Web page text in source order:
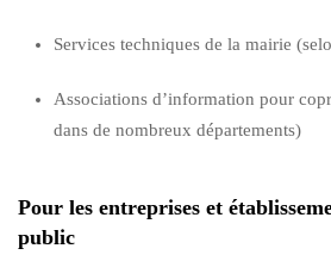
Services techniques de la mairie
Associations d’information pour
dans de nombreux départements)
Pour les entreprises et
public